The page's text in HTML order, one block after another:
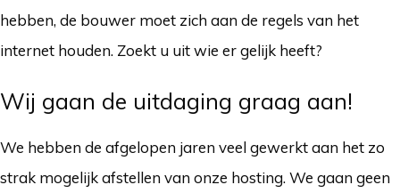
hebben, de bouwer moet zich aan de regels van het
internet houden. Zoekt u uit wie er gelijk heeft?
Wij gaan de uitdaging graag aan!
We hebben de afgelopen jaren veel gewerkt aan het zo
strak mogelijk afstellen van onze hosting. We gaan geen